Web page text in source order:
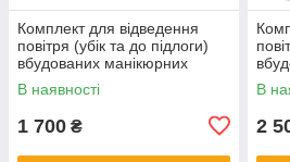
Комплект для відведення
повітря (убік та до підлоги)
вбудованих манікюрних
витяжок Teri Turbo / 800 (1
метр)
В наявності
1 700 ₴
В
2